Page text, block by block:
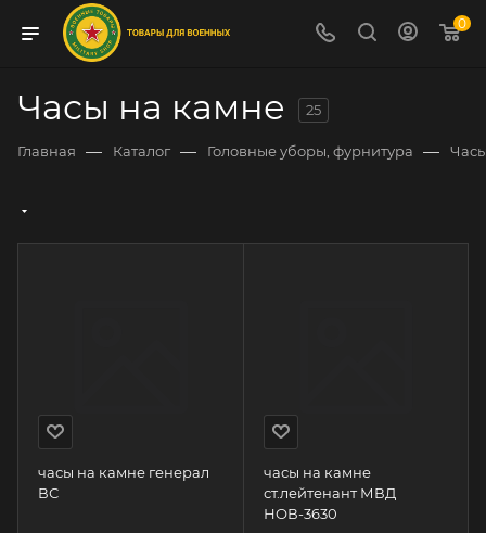
0
Часы на камне 25
Главная — Каталог — Головные уборы, фурнитура —
часы на камне генерал
ВС
часы на камне
ст.лейтенант МВД
НОВ-3630